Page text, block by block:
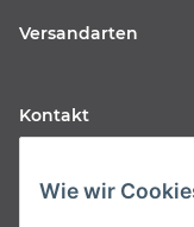
Versandarten
Kontakt
Langstr. 51-53
Wie wir